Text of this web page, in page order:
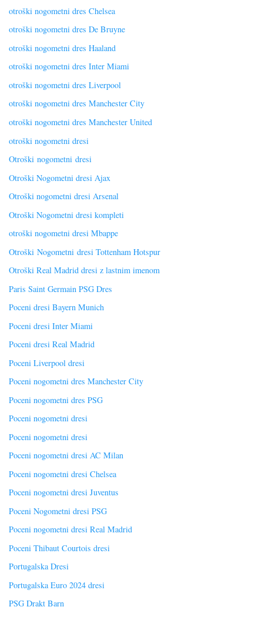
otroški nogometni dres Chelsea
otroški nogometni dres De Bruyne
otroški nogometni dres Haaland
otroški nogometni dres Inter Miami
otroški nogometni dres Liverpool
otroški nogometni dres Manchester City
otroški nogometni dres Manchester United
otroški nogometni dresi
Otroški nogometni dresi
Otroški Nogometni dresi Ajax
Otroški nogometni dresi Arsenal
Otroški Nogometni dresi kompleti
otroški nogometni dresi Mbappe
Otroški Nogometni dresi Tottenham Hotspur
Otroški Real Madrid dresi z lastnim imenom
Paris Saint Germain PSG Dres
Poceni dresi Bayern Munich
Poceni dresi Inter Miami
Poceni dresi Real Madrid
Poceni Liverpool dresi
Poceni nogometni dres Manchester City
Poceni nogometni dres PSG
Poceni nogometni dresi
Poceni nogometni dresi
Poceni nogometni dresi AC Milan
Poceni nogometni dresi Chelsea
Poceni nogometni dresi Juventus
Poceni Nogometni dresi PSG
Poceni nogometni dresi Real Madrid
Poceni Thibaut Courtois dresi
Portugalska Dresi
Portugalska Euro 2024 dresi
PSG Drakt Barn